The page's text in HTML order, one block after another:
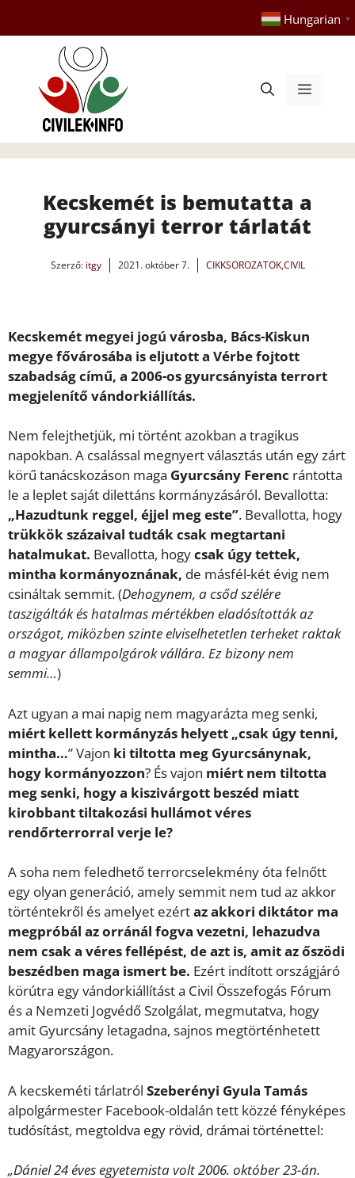
tartalomba
Hungarian ▼
Menü
Kecskemét is bemutatta a
gyurcsányi terror tárlatát
Szerző: itgy 2021. október 7. CIKKSOROZATOK,CIVIL
Kecskemét megyei jogú városba, Bács-Kiskun
megye fővárosába is eljutott a Vérbe fojtott
szabadság című, a 2006-os gyurcsányista terrort
megjelenítő vándorkiállítás.
Nem felejthetjük, mi történt azokban a tragikus
napokban. A csalással megnyert választás után egy zárt
körű tanácskozáson maga Gyurcsány Ferenc rántotta
le a leplet saját dilettáns kormányzásáról. Bevallotta:
„Hazudtunk reggel, éjjel meg este”. Bevallotta, hogy
trükkök százaival tudták csak megtartani
hatalmukat. Bevallotta, hogycsak úgy tettek,
mintha kormányoznának, de másfél-két évig nem
csináltak semmit. (Dehogynem, a csőd szélére
taszigálták és hatalmas mértékben eladósították az
országot, miközben szinte elviselhetetlen terheket raktak
a magyar állampolgárok vállára. Ez bizony nem
semmi…)
Azt ugyan a mai napig nem magyarázta meg senki,
miért kellett kormányzás helyett „csak úgy tenni,
mintha…” Vajon ki tiltotta meg Gyurcsánynak,
hogy kormányozzon? És vajon miért nem tiltotta
meg senki, hogy a kiszivárgott beszéd miatt
kirobbant tiltakozási hullámot véres
rendőrterrorral verje le?
A soha nem feledhető terrorcselekmény óta felnőtt
egy olyan generáció, amely semmit nem tud az akkor
történtekről és amelyet ezértaz akkori diktátor ma
megpróbál az orránál fogva vezetni, lehazudva
nem csak a véres fellépést, de azt is, amit az őszödi
beszédben maga ismert be. Ezért indított országjáró
körútra egy vándorkiállítást a Civil Összefogás Fórum
és a Nemzeti Jogvédő Szolgálat, megmutatva, hogy
amit Gyurcsány letagadna, sajnos megtörténhetett
Magyarországon.
A kecskeméti tárlatról Szeberényi Gyula Tamás
alpolgármester Facebook-oldalán tett közzé fényképes
tudósítást, megtoldva egy rövid, drámai történettel:
„Dániel 24 éves egyetemista volt 2006. október 23-án.